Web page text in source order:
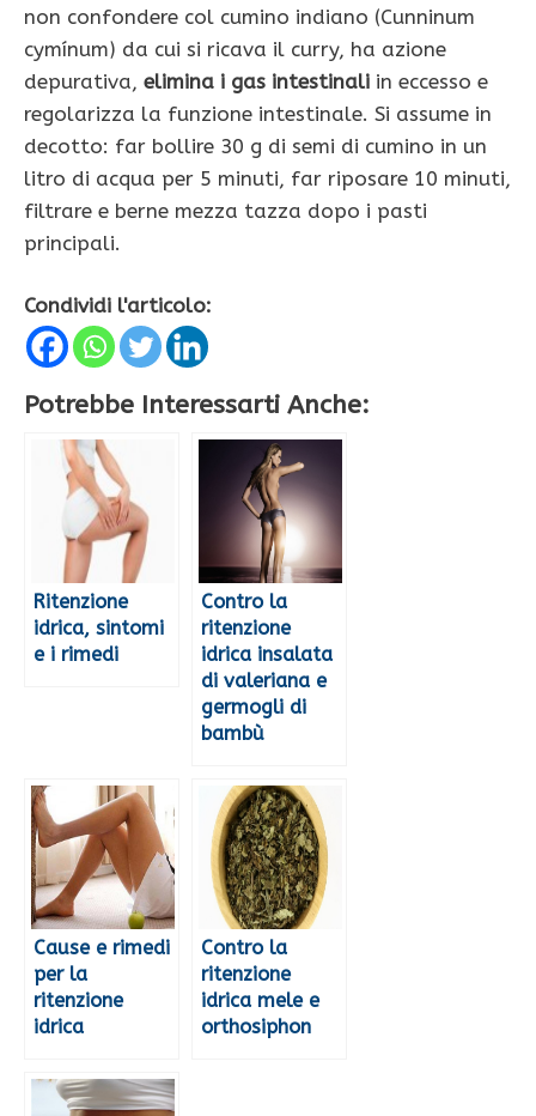
non confondere col cumino indiano (Cunninum
cymínum) da cui si ricava il curry, ha azione
depurativa, elimina i gas intestinali in eccesso e
regolarizza la funzione intestinale. Si assume in
decotto: far bollire 30 g di semi di cumino in un
litro di acqua per 5 minuti, far riposare 10 minuti,
filtrare e berne mezza tazza dopo i pasti
principali.
Condividi l'articolo:
Potrebbe Interessarti Anche:
Ritenzione
idrica, sintomi
e i rimedi
Contro la
ritenzione
idrica insalata
di valeriana e
germogli di
bambù
Cause e rimedi
per la
ritenzione
idrica
Contro la
ritenzione
idrica mele e
orthosiphon